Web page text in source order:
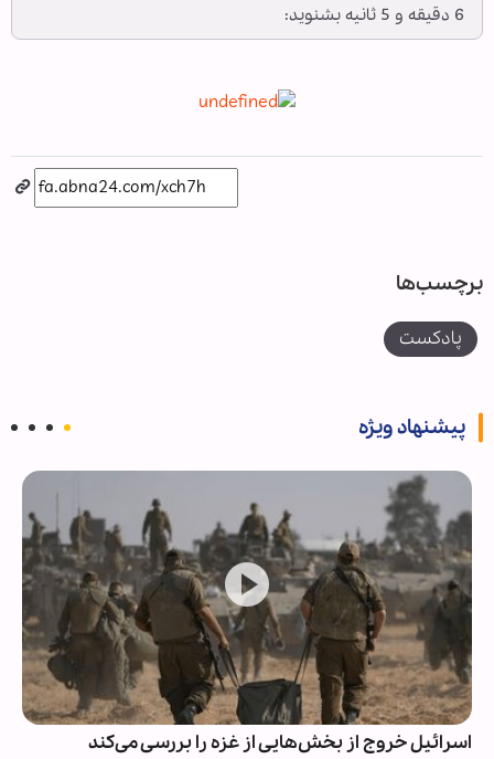
6 دقیقه و 5 ثانیه بشنوید:
برچسب‌ها
پادکست
پیشنهاد ویژه
اسرائیل خروج از بخش‌هایی از غزه را بررسی می‌کند